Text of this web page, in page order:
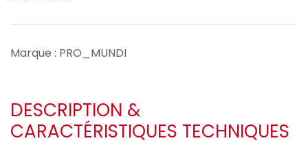
Marque : PRO_MUNDI
DESCRIPTION &
CARACTÉRISTIQUES TECHNIQUES